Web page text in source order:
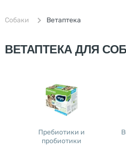
Собаки Ветаптека
ВЕТАПТЕКА ДЛЯ
Пребиотики и
пробиотики